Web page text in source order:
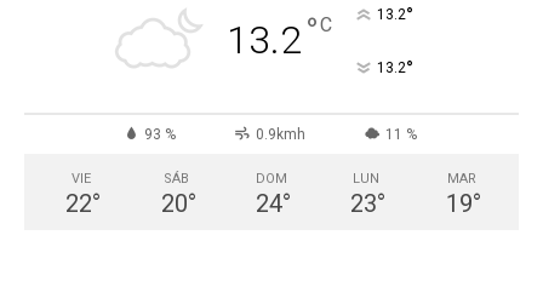
13.2°C 13.2°
13.2°
93 % 0.9kmh 11 %
VIE
22°
SÁB
20°
DOM
24°
LUN
23°
MAR
19°